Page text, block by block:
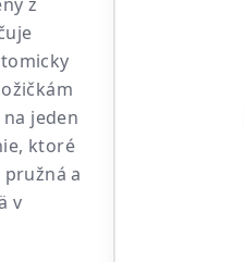
jeden
ktoré
a
v